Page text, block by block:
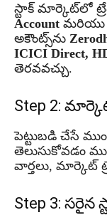
స్టాక్ మార్కెట్‌లో
Account మరియు
అకౌంట్స్‌ను
ICICI Direct,
తెరవవచ్చు.
Step 2:
పెట్టుబడి చేసే
తెలుసుకోవడం
వార్తలు, మార్కెట్
Step 3: సరైన